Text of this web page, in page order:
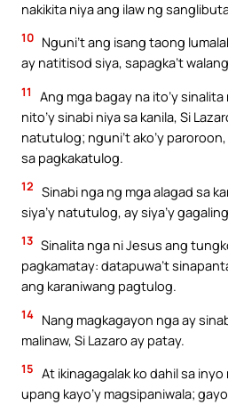
nakikita niya ang ilaw ng
10 Nguni’t ang isang taong
ay natitisod siya, sapagka’t
11
Ang mga bagay na ito’y
nito’y sinabi niya sa kanila, Si
natutulog; nguni’t ako’y
sa pagkakatulog.
12 Sinabi nga ng mga alagad sa
siya’y natutulog, ay siya’y
13 Sinalita nga ni Jesus ang
pagkamatay: datapuwa’t
ang karaniwang pagtulog.
14 Nang magkagayon nga ay
malinaw, Si Lazaro ay patay.
15 At ikinagagalak ko dahil sa inyo
upang kayo’y magsipaniwala;